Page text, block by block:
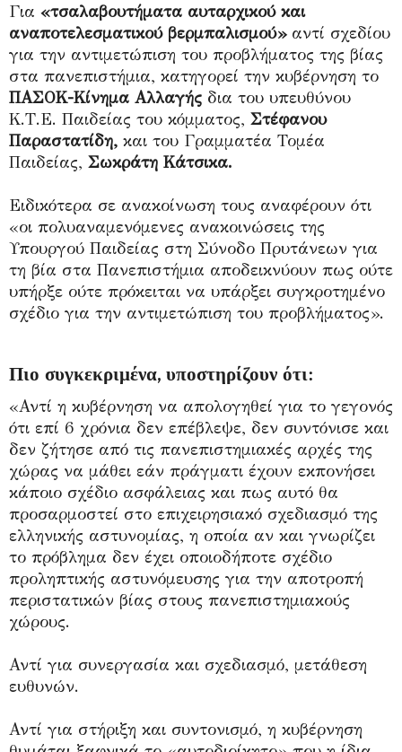
Για «τσαλαβουτήματα αυταρχικού και
αναποτελεσματικού βερμπαλισμού»αντί σχεδίου
για την αντιμετώπιση του προβλήματος της βίας
στα πανεπιστήμια, κατηγορεί την κυβέρνηση το
ΠΑΣΟΚ-Κίνημα Αλλαγής δια του υπευθύνου
Κ.Τ.Ε. Παιδείας του κόμματος, Στέφανου
Παραστατίδη, και του Γραμματέα Τομέα
Παιδείας, Σωκράτη Κάτσικα.
Ειδικότερα σε ανακοίνωση τους αναφέρουν ότι
«οι πολυαναμενόμενες ανακοινώσεις της
Υπουργού Παιδείας στη Σύνοδο Πρυτάνεων για
τη βία στα Πανεπιστήμια αποδεικνύουν πως ούτε
υπήρξε ούτε πρόκειται να υπάρξει συγκροτημένο
σχέδιο για την αντιμετώπιση του προβλήματος».
Πιο συγκεκριμένα, υποστηρίζουν ότι:
«Αντί η κυβέρνηση να απολογηθεί για το γεγονός
ότι επί 6 χρόνια δεν επέβλεψε, δεν συντόνισε και
δεν ζήτησε από τις πανεπιστημιακές αρχές της
χώρας να μάθει εάν πράγματι έχουν εκπονήσει
κάποιο σχέδιο ασφάλειας και πως αυτό θα
προσαρμοστεί στο επιχειρησιακό σχεδιασμό της
ελληνικής αστυνομίας, η οποία αν και γνωρίζει
το πρόβλημα δεν έχει οποιοδήποτε σχέδιο
προληπτικής αστυνόμευσης για την αποτροπή
περιστατικών βίας στους πανεπιστημιακούς
χώρους.
Αντί για συνεργασία και σχεδιασμό, μετάθεση
ευθυνών.
Αντί για στήριξη και συντονισμό, η κυβέρνηση